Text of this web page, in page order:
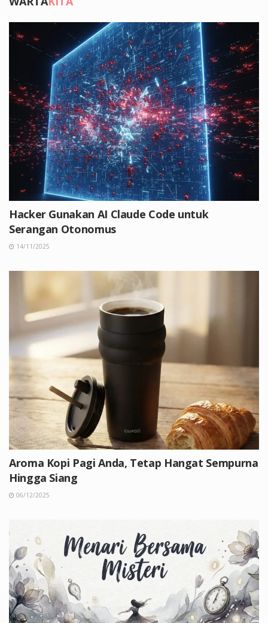
Hacker Gunakan AI Claude Code untuk
Serangan Otonomus
14/11/2025
Aroma Kopi Pagi Anda, Tetap Hangat Sempurna
Hingga Siang
06/12/2025